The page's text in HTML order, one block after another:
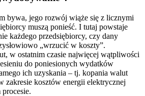
bywa, jego rozwój wiąże się z licznymi
muszą ponieść. I tutaj powstaje
każdego przedsiębiorcy, czy dany
„wrzucić w koszty”.
w ostatnim czasie najwięcej wątpliwości
do poniesionych wydatków
ich uzyskania – tj. kopania walut
zakresie kosztów energii elektrycznej